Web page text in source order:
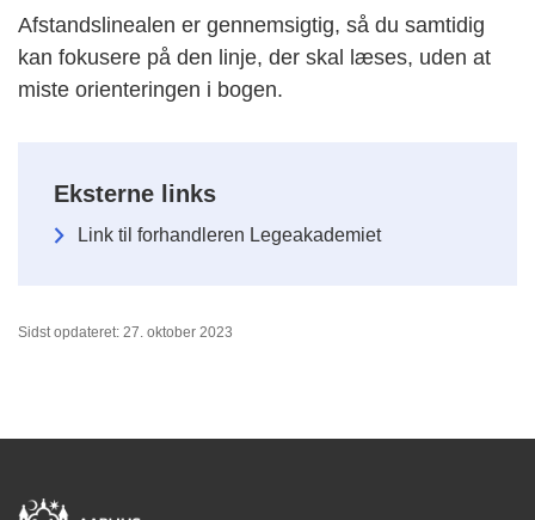
Afstandslinealen er gennemsigtig, så du samtidig
kan fokusere på den linje, der skal læses, uden at
miste orienteringen i bogen.
Eksterne links
Link til forhandleren Legeakademiet
Sidst opdateret: 27. oktober 2023